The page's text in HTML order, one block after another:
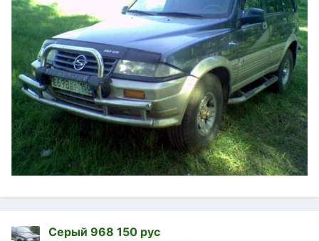
Серый 968 150 рус